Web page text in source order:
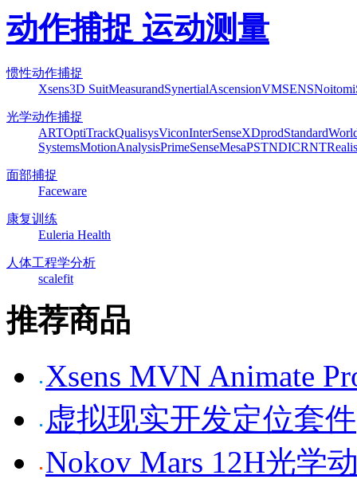
动作捕捉 运动测量
惯性动作捕捉
Xsens3D SuitMeasurandSynertialAscensionVMSENSNoitom
光学动作捕捉
ARTOptiTrackQualisysViconInterSenseXDprodStandard
SystemsMotionAnalysisPrimeSenseMesaPSTNDICRNTRealis
面部捕捉
Faceware
康复训练
Euleria Health
人体工程学分析
scalefit
推荐商品
Xsens MVN Animate
虚拟现实开发定位套件
Nokov Mars 12H光学